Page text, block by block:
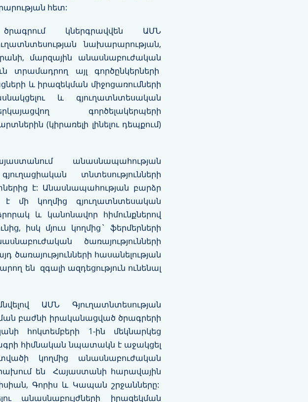
հետ:
ծրագրում կներգրավվեն ԱՄՆ
նախարարության,
մարզային անասնաբուժական
տրամադրող այլ գործընկերների
և իրազեկման միջոցառումների
և գյուղատնտեսական
գործելակերպերի
(կիրառելի լինելու դեպքում)
անասնապահության
տնտեսությունների
է: Անասնապահության բարձր
մի կողմից գյուղատնտեսական
և կանոնավոր հիմունքներով
իսկ մյուս կողմից` ֆերմերների
ծառայությունների
հասանելության
են զգալի ազդեցություն ունենալ
ԱՄՆ Գյուղատնտեսության
բաժնի իրականացված ծրագրերի
հոկտեմբերի 1-ին մեկնարկեց
հիմնական նպատակն է աջակցել
կողմից անասնաբուժական
են Հայաստանի հարավային
Գորիս և Կապան շրջանները:
անասնաբույժների իրազեկման